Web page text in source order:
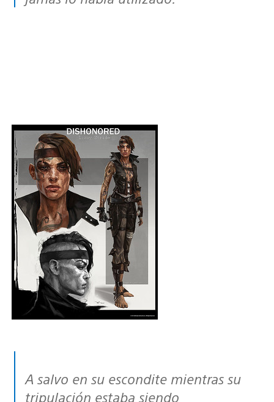
A salvo en su escondite mientras su
tripulación estaba siendo